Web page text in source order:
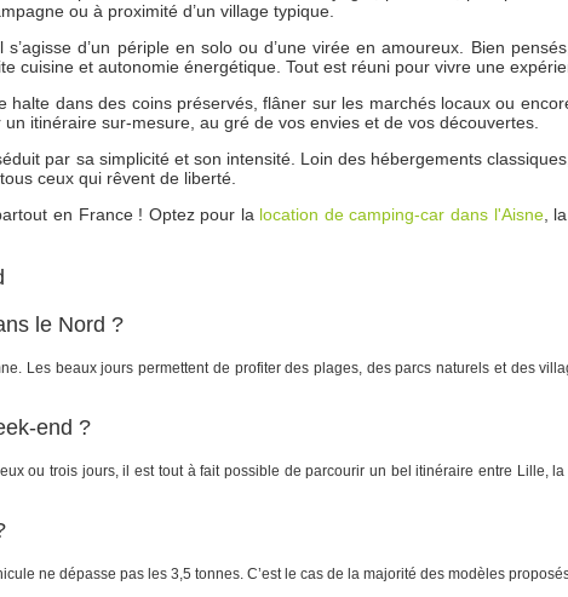
ou à proximité d’un village typique.
d’un périple en solo ou d’une virée en amoureux. Bien
et autonomie énergétique. Tout est réuni pour vivre une
dans des coins préservés, flâner sur les marchés locaux ou
itinéraire sur-mesure, au gré de vos envies et de vos découvertes.
par sa simplicité et son intensité. Loin des hébergements
ceux qui rêvent de liberté.
en France ! Optez pour la location de camping-car dans l'Aisne, la
le Nord ?
Les beaux jours permettent de profiter des plages, des parcs naturels et des
end ?
ou trois jours, il est tout à fait possible de parcourir un bel itinéraire entre Lille,
ne dépasse pas les 3,5 tonnes. C’est le cas de la majorité des modèles